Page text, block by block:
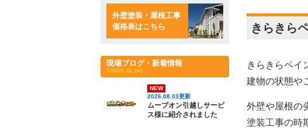
きらきら
きらきらペイ
建物の状態や
外壁や屋根の
塗装工事の時
外壁塗装・屋根工事
価格表はこちら
現場ブログ・新着情報
STAFF BLOG
NEW
2026.08.03更新
ムーブオン引越しサービ
ス様に紹介されました